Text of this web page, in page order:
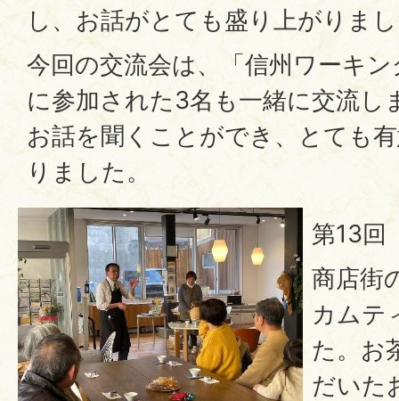
し、お話がとても盛り上がりま
今回の交流会は、「信州ワーキ
に参加された3名も一緒に交流し
お話を聞くことができ、とても
りました。
第13回
商店街
カムテ
た。お
だいた